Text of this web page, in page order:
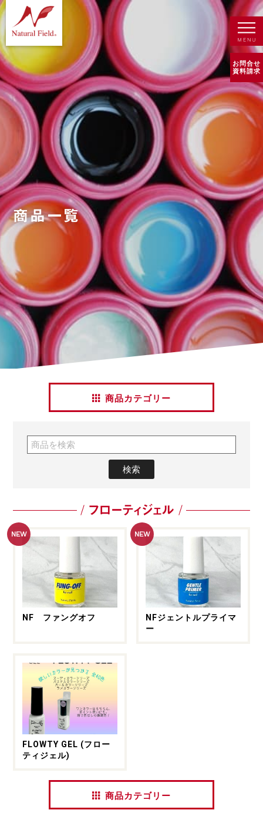
お問合せ
資料請求
商品一覧
商品カテゴリー
フローティジェル
NF ファングオフ
NEW
NFジェントルプライマ
ー
NEW
FLOWTY GEL (フロー
ティジェル)
商品カテゴリー